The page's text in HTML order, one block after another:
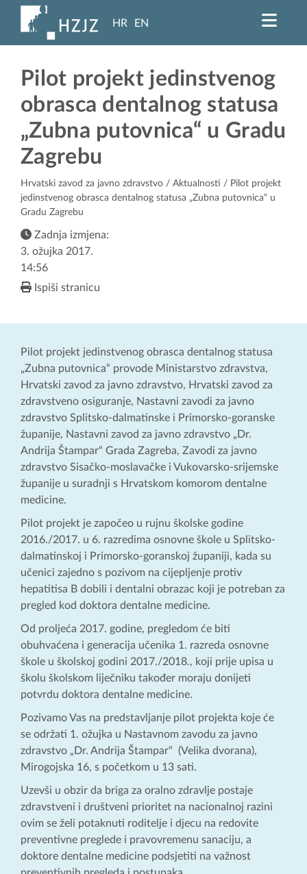
HR EN
Pilot projekt jedinstvenog
obrasca dentalnog statusa
„Zubna putovnica“ u Gradu
Zagrebu
Hrvatski zavod za javno zdravstvo / Aktualnosti / Pilot projekt
jedinstvenog obrasca dentalnog statusa „Zubna putovnica“ u
Gradu Zagrebu
Zadnja izmjena:
3. ožujka 2017.
14:56
Ispiši stranicu
Pilot projekt jedinstvenog obrasca dentalnog statusa
„Zubna putovnica“ provode Ministarstvo zdravstva,
Hrvatski zavod za javno zdravstvo, Hrvatski zavod za
zdravstveno osiguranje, Nastavni zavodi za javno
zdravstvo Splitsko-dalmatinske i Primorsko-goranske
županije, Nastavni zavod za javno zdravstvo „Dr.
Andrija Štampar“ Grada Zagreba, Zavodi za javno
zdravstvo Sisačko-moslavačke i Vukovarsko-srijemske
županije u suradnji s Hrvatskom komorom dentalne
medicine.
Pilot projekt je započeo u rujnu školske godine
2016./2017. u 6. razredima osnovne škole u Splitsko-
dalmatinskoj i Primorsko-goranskoj županiji, kada su
učenici zajedno s pozivom na cijepljenje protiv
hepatitisa B dobili i dentalni obrazac koji je potreban za
pregled kod doktora dentalne medicine.
Od proljeća 2017. godine, pregledom će biti
obuhvaćena i generacija učenika 1. razreda osnovne
škole u školskoj godini 2017./2018., koji prije upisa u
školu školskom liječniku također moraju donijeti
potvrdu doktora dentalne medicine.
Pozivamo Vas na predstavljanje pilot projekta koje će
se održati 1. ožujka u Nastavnom zavodu za javno
zdravstvo „Dr. Andrija Štampar“ (Velika dvorana),
Mirogojska 16, s početkom u 13 sati.
Uzevši u obzir da briga za oralno zdravlje postaje
zdravstveni i društveni prioritet na nacionalnoj razini
ovim se želi potaknuti roditelje i djecu na redovite
preventivne preglede i pravovremenu sanaciju, a
doktore dentalne medicine podsjetiti na važnost